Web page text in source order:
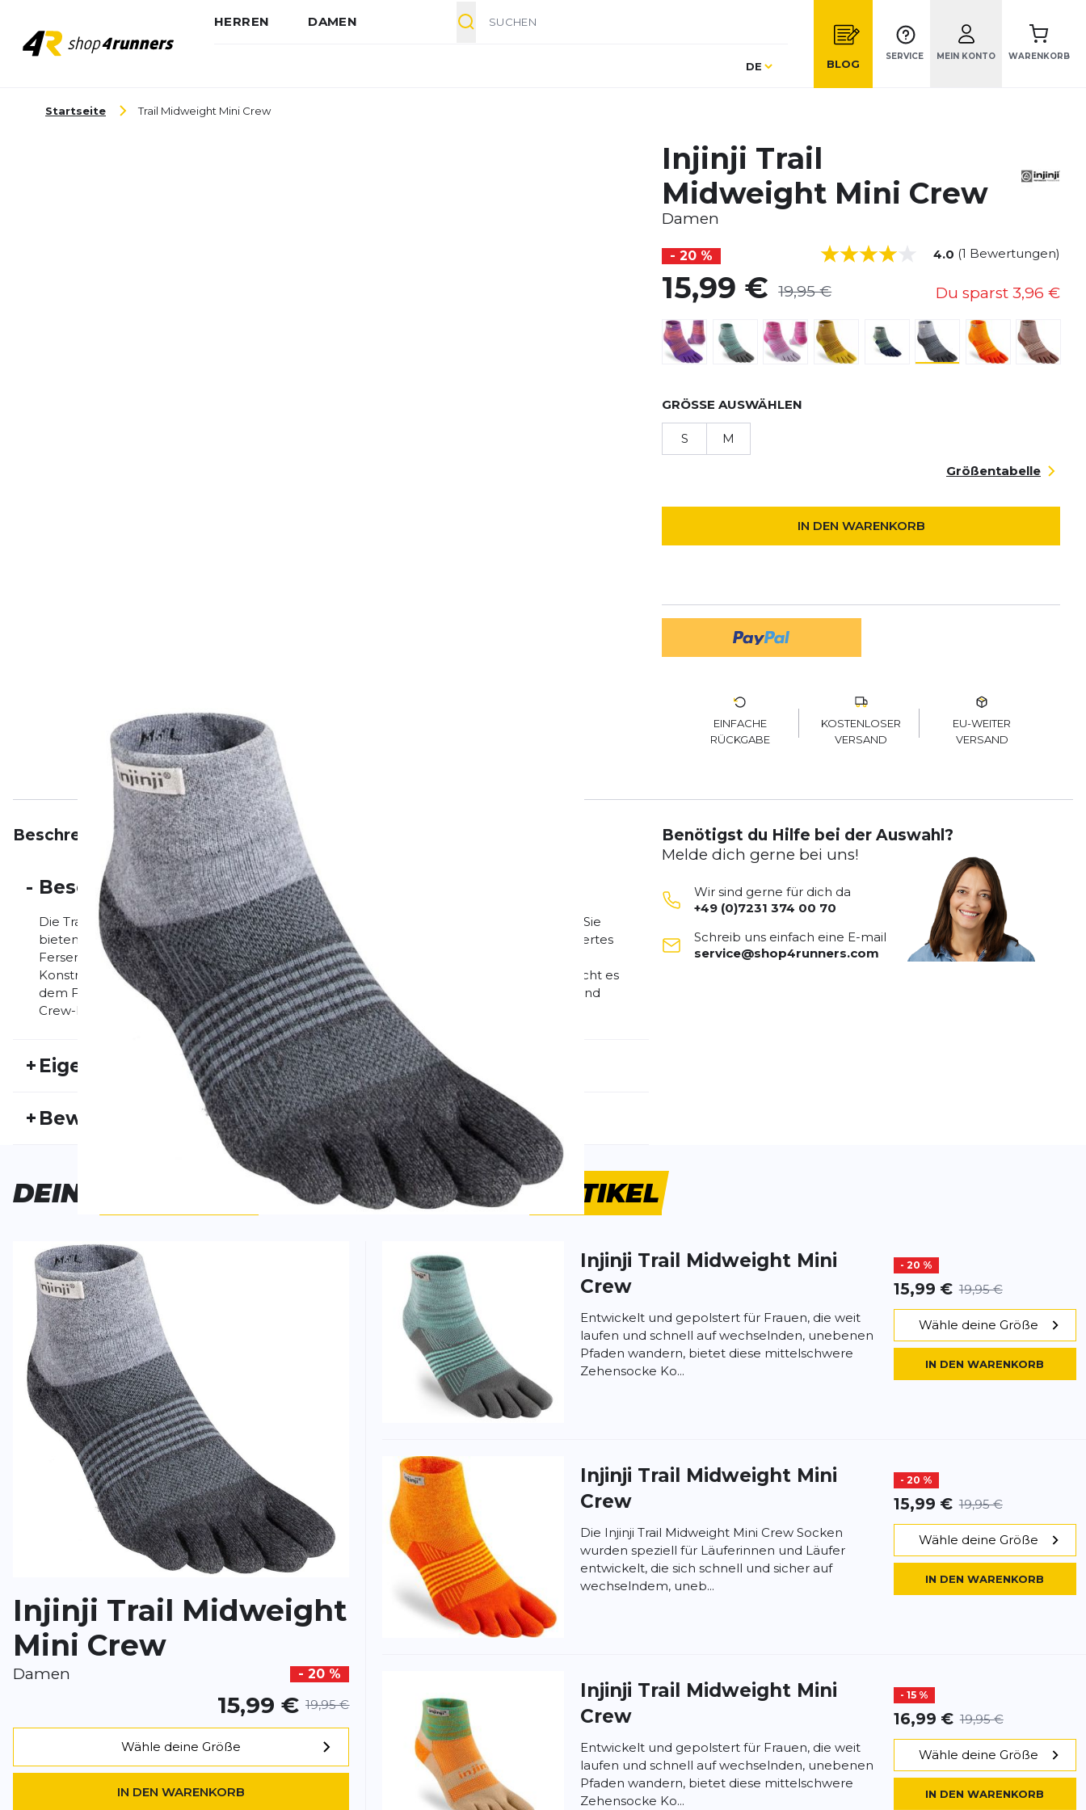
HERREN DAMEN
Sprache
DE BLOG
SERVICE MEIN KONTO WARENKORB
Startseite Trail Midweight Mini Crew
Injinji Trail
Midweight Mini Crew
Damen
- 20 % 4.0 (1 Bewertungen)
15,99 € 19,95 € Du sparst 3,96 €
GRÖSSE AUSWÄHLEN
S M
Größentabelle
IN DEN WARENKORB
EINFACHE
RÜCKGABE
KOSTENLOSER
VERSAND
EU-WEITER
VERSAND
BeschreibungEigenschaftenBewertungen
- Beschreibung
Die Trail Midweight Socken von Injinji wurden speziell für das Laufen auf Trails entwickelt. Sie
bieten eine mitteldicke Polsterung für maximalen Schutz und verfügen über ein gepolstertes
Fersen- und Mittelfußbereich für zusätzliche Haltbarkeit und Schutz. Die Fünf-Zehen-
Konstruktion minimiert die Reibung zwischen den Zehen, verhindert Blasen und ermöglicht es
dem Fuß, sich beim Aufprall natürlich zu spreizen. Die höhere Passform der Mini-Crew- und
Crew-Modelle verhindert, dass Schmutz und Ablagerungen in die Socken gelangen.
+ Eigenschaften
INJ25FS20004 Fremdartikelnummer:
Geschlecht:
Damen Aktivitätstyp: Fitness
+ Bewertungen
Sitzen gut und schützen die Zehen - perfekt zum wandern
Cathrin 31.07.26
SCHREIBE EINE BEWERTUNG
Trail Midweight Mini Crew
Vorname
Vorname
Überschrift
Überschrift
Rezension
Rezension
BEWERTUNG HINZUFÜGEN
Dieses Formular ist durch reCAPTCHA geschützt – es gelten die
Benötigst du Hilfe bei der Auswahl?
Melde dich gerne bei uns!
Wir sind gerne für dich da
+49 (0)7231 374 00 70
Schreib uns einfach eine E-mail
service@shop4runners.com
DEINE
Injinji Trail Midweight
Mini Crew
Damen - 20 %
15,99 € 19,95 €
Wähle deine Größe
IN DEN WARENKORB
ÄHNLICHEARTIKEL
Injinji Trail Midweight Mini
Crew
- 20 %
15,99 € 19,95 €
Entwickelt und gepolstert für Frauen, die weit
laufen und schnell auf wechselnden, unebenen
Pfaden wandern, bietet diese mittelschwere
Zehensocke Ko...
Wähle deine Größe
IN DEN WARENKORB
Injinji Trail Midweight Mini
Crew
- 20 %
15,99 € 19,95 €
Die Injinji Trail Midweight Mini Crew Socken
wurden speziell für Läuferinnen und Läufer
entwickelt, die sich schnell und sicher auf
wechselndem, uneb...
Wähle deine Größe
IN DEN WARENKORB
Injinji Trail Midweight Mini
Crew
- 15 %
16,99 € 19,95 €
Entwickelt und gepolstert für Frauen, die weit
laufen und schnell auf wechselnden, unebenen
Pfaden wandern, bietet diese mittelschwere
Zehensocke Ko...
Wähle deine Größe
IN DEN WARENKORB